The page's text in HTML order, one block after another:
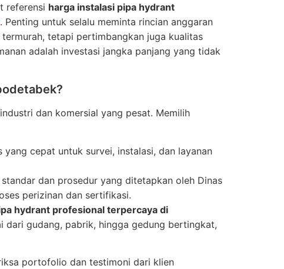
referensi harga instalasi pipa hydrant
Penting untuk selalu meminta rincian anggaran
tetapi pertimbangkan juga kualitas
adalah investasi jangka panjang yang tidak
dan komersial yang pesat. Memilih
cepat untuk survei, instalasi, dan layanan
dan prosedur yang ditetapkan oleh Dinas
perizinan dan sertifikasi.
hydrant profesional terpercaya di
dari gudang, pabrik, hingga gedung bertingkat,
portofolio dan testimoni dari klien